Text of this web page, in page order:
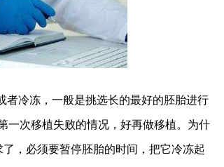
者冷冻，一般是挑选长的最好的胚胎进行
一次移植失败的情况，好再做移植。为什
，必须要暂停胚胎的时间，把它冷冻起